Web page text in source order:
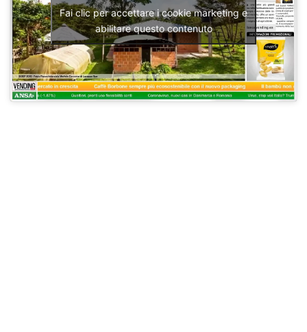
Fai clic per accettare i cookie marketing e
abilitare questo contenuto